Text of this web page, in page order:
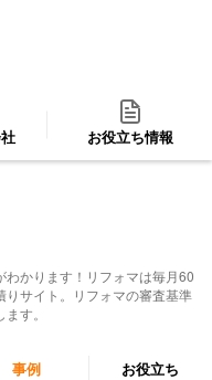
お役立ち情報
かります！リフォマは毎月60
サイト。リフォマの審査基準
す。
事例 お役立ち